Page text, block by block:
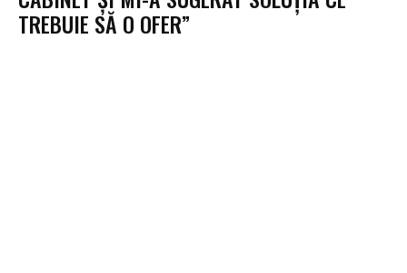
TREBUIE SĂ O OFER”